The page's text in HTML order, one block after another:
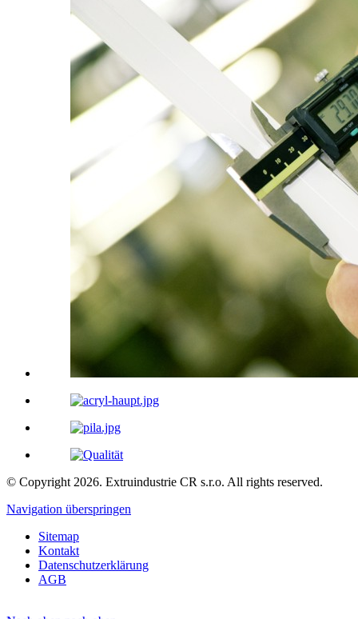
© Copyright 2026. Extruindustrie CR s.r.o. All rights reserved.
Navigation überspringen
Sitemap
Kontakt
Datenschutzerklärung
AGB